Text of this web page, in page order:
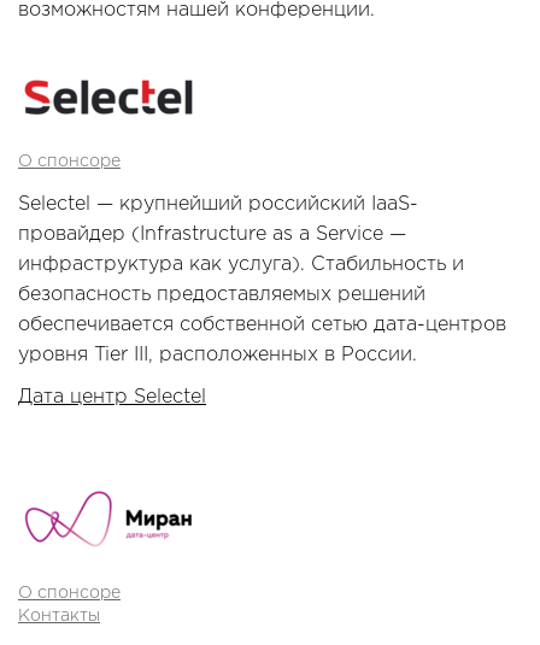
возможностям нашей конференции.
О спонсоре
Selectel — крупнейший российский IaaS-
провайдер (Infrastructure as a Service —
инфраструктура как услуга). Стабильность и
безопасность предоставляемых решений
обеспечивается собственной сетью дата-центров
уровня Tier III, расположенных в России.
Дата центр Selectel
О спонсоре
Контакты